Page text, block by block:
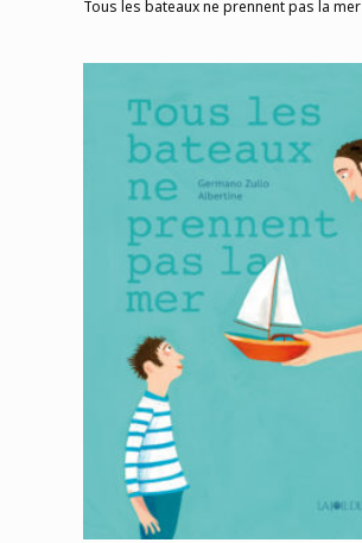
Tous les bateaux ne prennent pas la mer